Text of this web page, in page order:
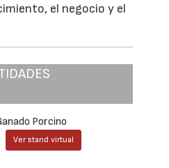
el negocio y el
Porcino
Ver stand virtual